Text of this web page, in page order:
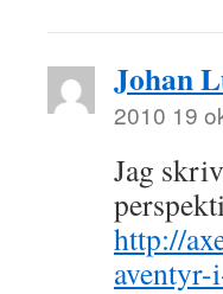
Johan
2010 19
Jag
http://
aventyr-